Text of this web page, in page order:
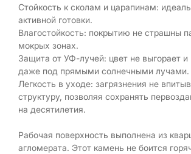
Стойкость к сколам и царапинам:
активной готовки.
Влагостойкость: покрытию не страшны
мокрых зонах.
Защита от УФ-лучей: цвет не выгорает и
даже под прямыми солнечными лучами.
Легкость в уходе: загрязнения не
структуру, позволяя сохранять
на десятилетия.
Рабочая поверхность выполнена из
агломерата. Этот камень не боится